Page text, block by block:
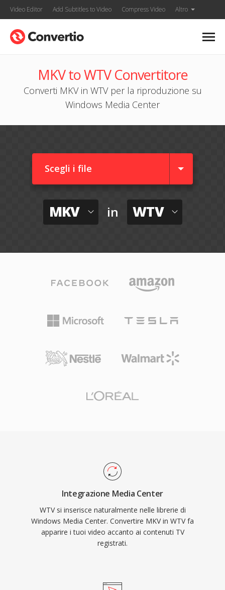
Video Editor Add Subtitles to Video Compress Video Altro
MKV to WTV Convertitore
Converti MKV in WTV per la riproduzione su
Windows Media Center
Scegli i file
MKV in WTV
Integrazione Media Center
WTV si inserisce naturalmente nelle librerie di
Windows Media Center. Convertire MKV in WTV fa
apparire i tuoi video accanto ai contenuti TV
registrati.